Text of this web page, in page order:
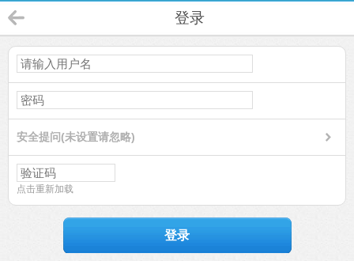
登录
安全提问(未设置请忽略)
点击重新加载
登录